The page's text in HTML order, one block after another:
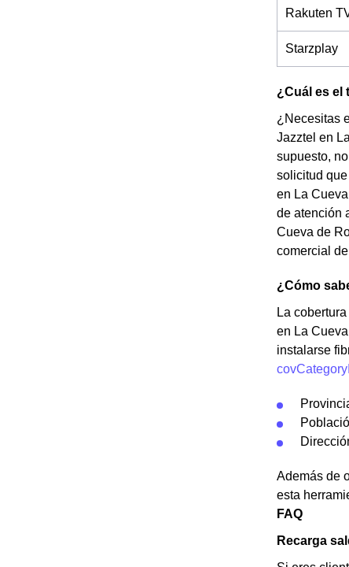
Rakuten
Starzplay
¿Cuál es el
¿Necesitas
Jazztel en
supuesto,
solicitud
en La
de atención
Cueva de
comercial
¿Cómo
La
en La
instalarse
Además de
esta
FAQ
Recarga